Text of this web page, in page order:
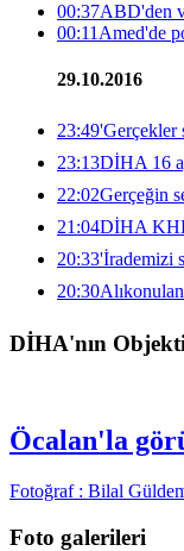
00:37ABD'den
00:11 Amed'de
29.10.2016
23:49'Gerçekler
23:13DİHA 16
22:02Gerçeğin
21:04DİHA
20:33'İrademizi
20:30
DİHA'nın
Öcalan'la
Fotoğraf : Bilal
Foto galerileri